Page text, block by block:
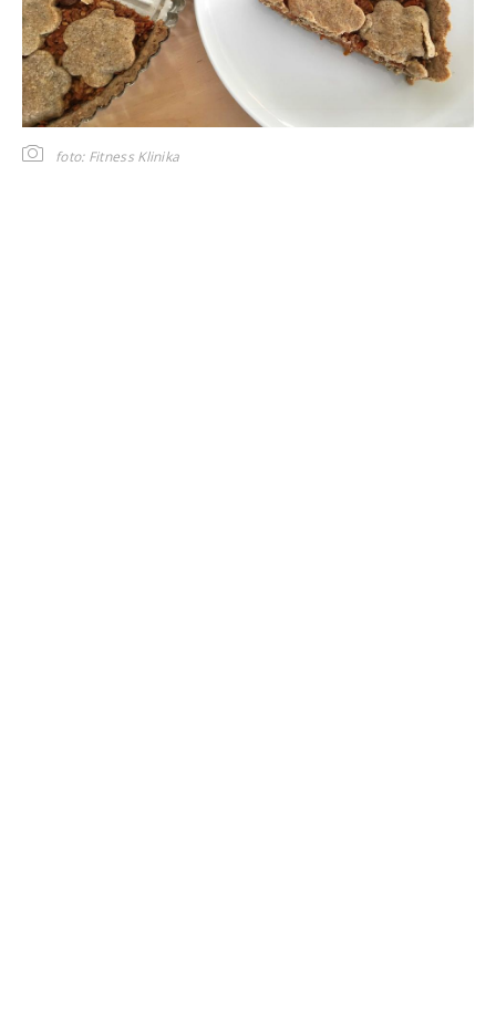
foto: Fitness Klinika